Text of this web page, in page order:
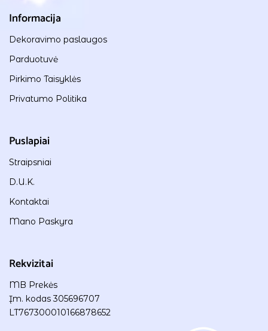
Informacija
Dekoravimo paslaugos
Parduotuvė
Pirkimo Taisyklės
Privatumo Politika
Puslapiai
Straipsniai
D.U.K.
Kontaktai
Mano Paskyra
Rekvizitai
MB Prekės
Įm. kodas 305696707
LT767300010166878652